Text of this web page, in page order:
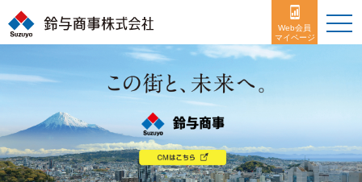
Web会員
マイページ
toggle